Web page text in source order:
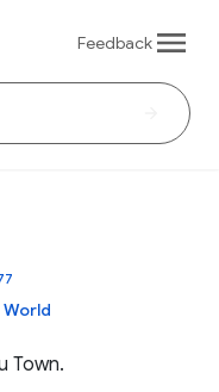
Feedback
World
Town.